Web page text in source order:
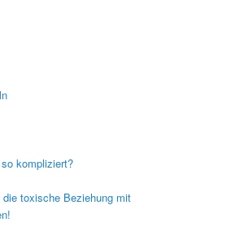
kompliziert?
toxische Beziehung mit